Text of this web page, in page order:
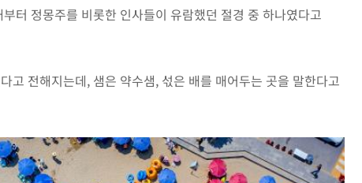
터 정몽주를 비롯한 인사들이 유람했던 절경 중 하나였다고
고 전해지는데, 샘은 약수샘, 섟은 배를 매어두는 곳을 말한다고